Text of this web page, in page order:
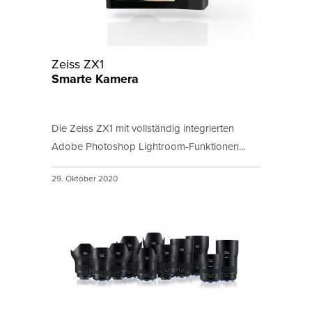
Zeiss ZX1
Smarte Kamera
Die Zeiss ZX1 mit vollständig integrierten
Adobe Photoshop Lightroom-Funktionen...
29. Oktober 2020